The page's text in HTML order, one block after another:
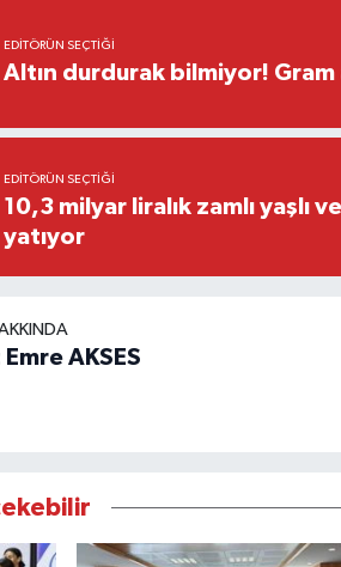
EDITÖRÜN SEÇTIĞI
Altın durdurak bilmiyor! Gram
EDITÖRÜN SEÇTIĞI
10,3 milyar liralık zamlı yaşlı
yatıyor
AKSES